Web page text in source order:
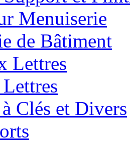
Menuiserie
de Bâtiment
Lettres
Clés et Divers